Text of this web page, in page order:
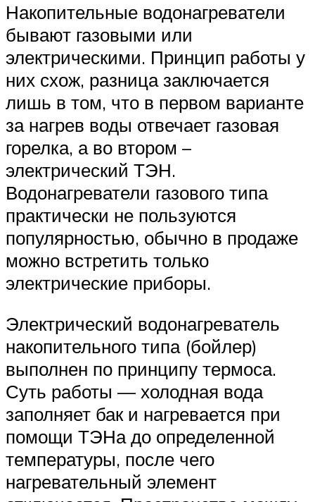
Накопительные водонагреватели
бывают газовыми или
электрическими. Принцип работы у
них схож, разница заключается
лишь в том, что в первом варианте
за нагрев воды отвечает газовая
горелка, а во втором –
электрический ТЭН.
Водонагреватели газового типа
практически не пользуются
популярностью, обычно в продаже
можно встретить только
электрические приборы.
Электрический водонагреватель
накопительного типа (бойлер)
выполнен по принципу термоса.
Суть работы — холодная вода
заполняет бак и нагревается при
помощи ТЭНа до определенной
температуры, после чего
нагревательный элемент